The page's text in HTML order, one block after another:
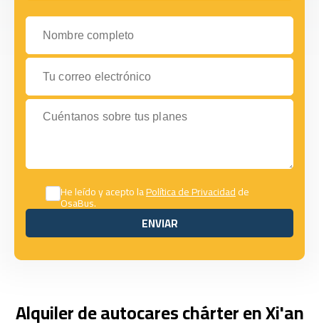
Nombre completo
Tu correo electrónico
Cuéntanos sobre tus planes
He leído y acepto laPolítica de Privacidadde
OsaBus.
ENVIAR
ENVIAR
Alquiler de autocares chárter en Xi'an